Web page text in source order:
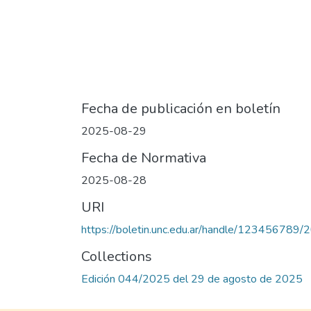
Fecha de publicación en boletín
2025-08-29
Fecha de Normativa
2025-08-28
URI
https://boletin.unc.edu.ar/handle/123456789/
Collections
Edición 044/2025 del 29 de agosto de 2025